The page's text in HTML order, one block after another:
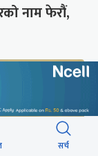
नाम फेरौं,
सर्च